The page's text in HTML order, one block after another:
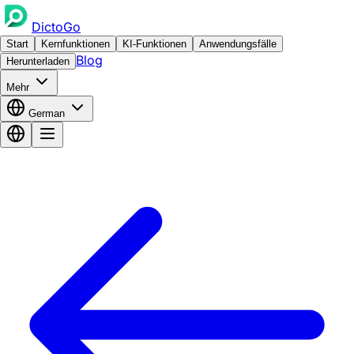
DictoGo
Start Kernfunktionen KI-Funktionen
Anwendungsfälle
Herunterladen Blog
Mehr
German